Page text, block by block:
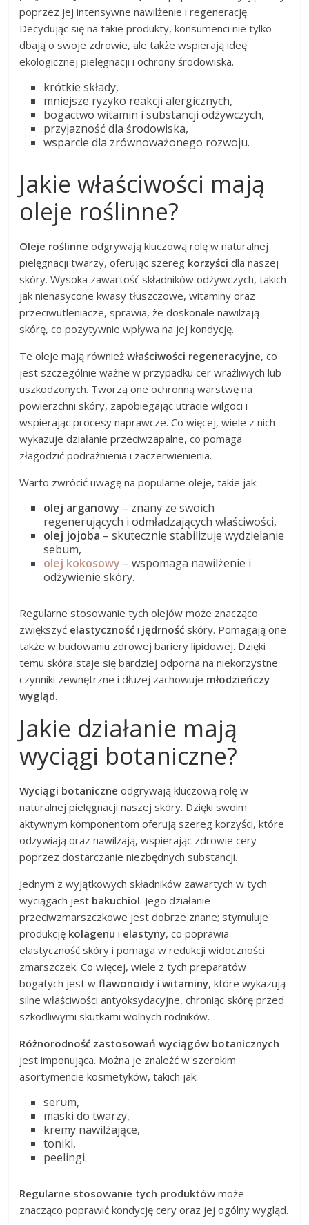
poprzez jej intensywne nawilżenie i regenerację.
Decydując się na takie produkty, konsumenci nie tylko
dbają o swoje zdrowie, ale także wspierają ideę
ekologicznej pielęgnacji i ochrony środowiska.
krótkie składy,
mniejsze ryzyko reakcji alergicznych,
bogactwo witamin i substancji odżywczych,
przyjazność dla środowiska,
wsparcie dla zrównoważonego rozwoju.
Jakie właściwości mają
oleje roślinne?
Oleje roślinne odgrywają kluczową rolę w naturalnej
pielęgnacji twarzy, oferując szereg korzyści dla naszej
skóry. Wysoka zawartość składników odżywczych, takich
jak nienasycone kwasy tłuszczowe, witaminy oraz
przeciwutleniacze, sprawia, że doskonale nawilżają
skórę, co pozytywnie wpływa na jej kondycję.
Te oleje mają równieżwłaściwości regeneracyjne, co
jest szczególnie ważne w przypadku cer wrażliwych lub
uszkodzonych. Tworzą one ochronną warstwę na
powierzchni skóry, zapobiegając utracie wilgoci i
wspierając procesy naprawcze. Co więcej, wiele z nich
wykazuje działanie przeciwzapalne, co pomaga
złagodzić podrażnienia i zaczerwienienia.
Warto zwrócić uwagę na popularne oleje, takie jak:
olej arganowy – znany ze swoich
regenerujących i odmładzających właściwości,
olej jojoba – skutecznie stabilizuje wydzielanie
sebum,
olej kokosowy – wspomaga nawilżenie i
odżywienie skóry.
Regularne stosowanie tych olejów może znacząco
zwiększyć elastyczność i jędrność skóry. Pomagają one
także w budowaniu zdrowej bariery lipidowej. Dzięki
temu skóra staje się bardziej odporna na niekorzystne
czynniki zewnętrzne i dłużej zachowuje młodzieńczy
wygląd.
Jakie działanie mają
wyciągi botaniczne?
Wyciągi botaniczne odgrywają kluczową rolę w
naturalnej pielęgnacji naszej skóry. Dzięki swoim
aktywnym komponentom oferują szereg korzyści, które
odżywiają oraz nawilżają, wspierając zdrowie cery
poprzez dostarczanie niezbędnych substancji.
Jednym z wyjątkowych składników zawartych w tych
wyciągach jest bakuchiol. Jego działanie
przeciwzmarszczkowe jest dobrze znane; stymuluje
produkcję kolagenu i elastyny, co poprawia
elastyczność skóry i pomaga w redukcji widoczności
zmarszczek. Co więcej, wiele z tych preparatów
bogatych jest wflawonoidy iwitaminy, które wykazują
silne właściwości antyoksydacyjne, chroniąc skórę przed
szkodliwymi skutkami wolnych rodników.
Różnorodność zastosowań wyciągów botanicznych
jest imponująca. Można je znaleźć w szerokim
asortymencie kosmetyków, takich jak:
serum,
maski do twarzy,
kremy nawilżające,
toniki,
peelingi.
Regularne stosowanie tych produktów może
znacząco poprawić kondycję cery oraz jej ogólny wygląd.